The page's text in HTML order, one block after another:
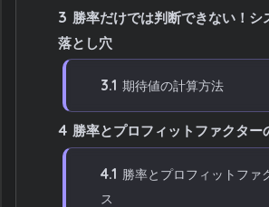
3 勝率だけでは判断できない！シ
落とし穴
3.1 期待値の計算方法
4 勝率とプロフィットファクター
4.1 勝率とプロフィットファ
ス